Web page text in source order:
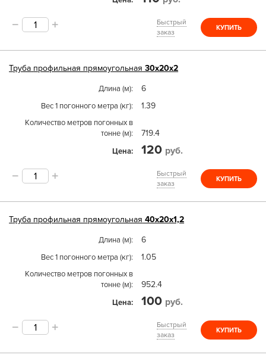
Быстрый
заказ
КУПИТЬ
Труба профильная прямоугольная 30х20х2
Длина (м) 6
Вес 1 погонного метра (кг) 1.39
Количество метров погонных в
тонне (м)
719.4
Цена 120 руб.
Быстрый
заказ
КУПИТЬ
Труба профильная прямоугольная 40х20х1,2
Длина (м) 6
Вес 1 погонного метра (кг) 1.05
Количество метров погонных в
тонне (м)
952.4
Цена 100 руб.
Быстрый
заказ
КУПИТЬ